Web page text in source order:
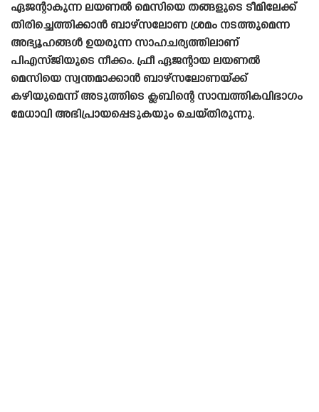
ഏജന്റാകുന്ന ലയണൽ മെസിയെ തങ്ങളുടെ ടീമിലേക്ക്
തിരിച്ചെത്തിക്കാൻ ബാഴ്‌സലോണ ശ്രമം നടത്തുമെന്ന
അഭ്യൂഹങ്ങൾ ഉയരുന്ന സാഹചര്യത്തിലാണ്
പിഎസ്‌ജിയുടെ നീക്കം. ഫ്രീ ഏജന്റായ ലയണൽ
മെസിയെ സ്വന്തമാക്കാൻ ബാഴ്‌സലോണയ്ക്ക്
കഴിയുമെന്ന് അടുത്തിടെ ക്ലബിന്റെ സാമ്പത്തികവിഭാഗം
മേധാവി അഭിപ്രായപ്പെടുകയും ചെയ്‌തിരുന്നു.